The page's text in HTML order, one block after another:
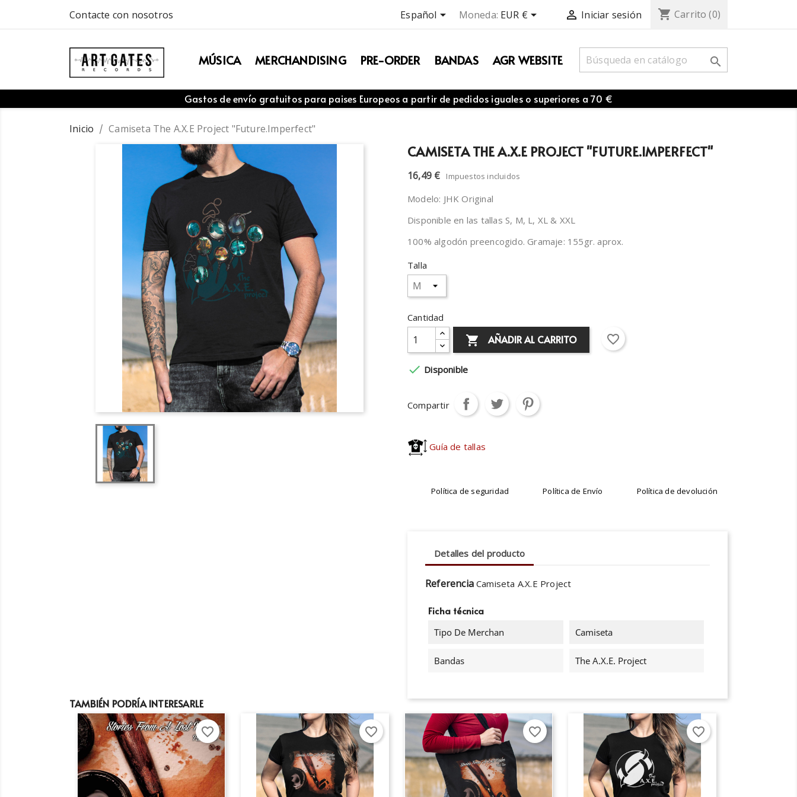
Contacte con nosotros Español Moneda: EUR €  Iniciar sesión shopping_cart Carrito (0)
MÚSICA MERCHANDISING PRE-ORDER BANDAS AGR WEBSITE 
Gastos de envío gratuitos para paises Europeos a partir de pedidos iguales o superiores a 70 €
Inicio Camiseta The A.X.E Project "Future.Imperfect"
CAMISETA THE A.X.E PROJECT "FUTURE.IMPERFECT"
16,49 € Impuestos incluidos
Modelo: JHK Original
Disponible en las tallas S, M, L, XL & XXL
100% algodón preencogido. Gramaje: 155gr. aprox.
Talla
Cantidad
 AÑADIR AL CARRITO favorite_border
 Disponible
Compartir
Guía de tallas
Política de seguridad Política de Envío Política de devolución
Detalles del producto
Referencia Camiseta A.X.E Project
Ficha técnica
Tipo De Merchan Camiseta
Bandas The A.X.E. Project
TAMBIÉN PODRÍA INTERESARLE
favorite_border favorite_border favorite_border favorite_border